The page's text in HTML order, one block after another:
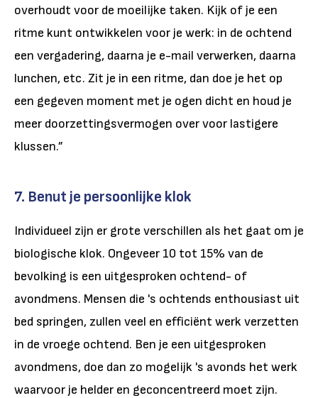
overhoudt voor de moeilijke taken. Kijk of je een
ritme kunt ontwikkelen voor je werk: in de ochtend
een vergadering, daarna je e-mail verwerken, daarna
lunchen, etc. Zit je in een ritme, dan doe je het op
een gegeven moment met je ogen dicht en houd je
meer doorzettingsvermogen over voor lastigere
klussen.”
7. Benut je persoonlijke klok
Individueel zijn er grote verschillen als het gaat om je
biologische klok. Ongeveer 10 tot 15% van de
bevolking is een uitgesproken ochtend- of
avondmens. Mensen die 's ochtends enthousiast uit
bed springen, zullen veel en efficiënt werk verzetten
in de vroege ochtend. Ben je een uitgesproken
avondmens, doe dan zo mogelijk 's avonds het werk
waarvoor je helder en geconcentreerd moet zijn.